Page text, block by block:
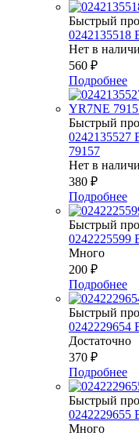
Быстрый
0242135518
Нет в
560 ₽
Подробнее
Быстрый
0242135527
79157
Нет в
380 ₽
Подробнее
Быстрый
0242225599
Много
200 ₽
Подробнее
Быстрый
0242229654
Достаточно
370 ₽
Подробнее
Быстрый
0242229655
Много